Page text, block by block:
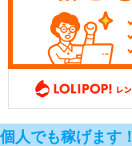
個人でも稼げます！